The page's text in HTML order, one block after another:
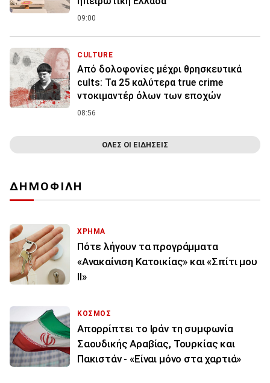
09:00
CULTURE
Από δολοφονίες μέχρι θρησκευτικά
cults: Τα 25 καλύτερα true crime
ντοκιμαντέρ όλων των εποχών
08:56
ΟΛΕΣ ΟΙ ΕΙΔΗΣΕΙΣ
ΔΗΜΟΦΙΛΗ
ΧΡΗΜΑ
Πότε λήγουν τα προγράμματα
«Ανακαίνιση Κατοικίας» και «Σπίτι μου
ΙΙ»
ΚΟΣΜΟΣ
Απορρίπτει το Ιράν τη συμφωνία
Σαουδικής Αραβίας, Τουρκίας και
Πακιστάν - «Είναι μόνο στα χαρτιά»